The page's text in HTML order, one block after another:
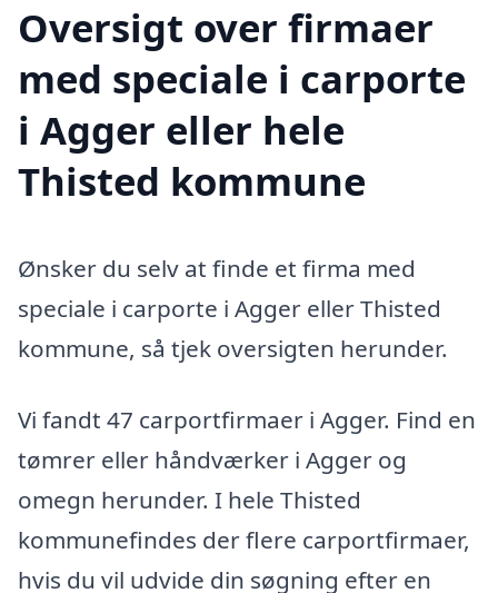
Oversigt over firmaer
med speciale i carporte
i Agger eller hele
Thisted kommune
Ønsker du selv at finde et firma med
speciale i carporte i Agger eller Thisted
kommune, så tjek oversigten herunder.
Vi fandt 47 carportfirmaer i Agger. Find en
tømrer eller håndværker i Agger og
omegn herunder. I hele Thisted
kommunefindes der flere carportfirmaer,
hvis du vil udvide din søgning efter en